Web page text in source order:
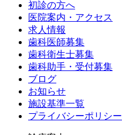
初診の方へ
医院案内・アクセス
求人情報
歯科医師募集
歯科衛生士募集
歯科助手・受付募集
ブログ
お知らせ
施設基準一覧
プライバシーポリシー